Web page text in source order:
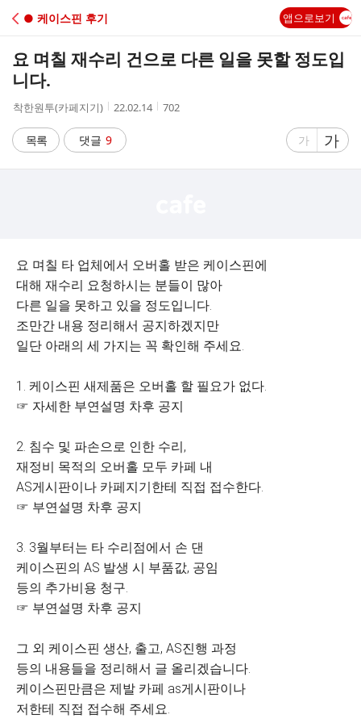
C
● 케이스핀 후기 앱으로보기
요 며칠 재수리 건으로 다른 일을 못할 정도입
니다.
작
자
착한원투(카페지기)
작
시
간
22.02.14
조
702
목록 댓글 9
글
가
글
자
가
요 며칠 타 업체에서 오버홀 받은 케이스핀에
대해 재수리 요청하시는 분들이 많아
다른 일을 못하고 있을 정도입니다.
조만간 내용 정리해서 공지하겠지만
일단 아래의 세 가지는 꼭 확인해 주세요.
1. 케이스핀 새제품은 오버홀 할 필요가 없다.
☞ 자세한 부연설명 차후 공지
2. 침수 및 파손으로 인한 수리,
재정비 목적의 오버홀 모두 카페 내
AS게시판이나 카페지기한테 직접 접수한다.
☞ 부연설명 차후 공지
3. 3월부터는 타 수리점에서 손 댄
케이스핀의 AS 발생 시 부품값, 공임
등의 추가비용 청구.
☞ 부연설명 차후 공지
그 외 케이스핀 생산, 출고, AS진행 과정
등의 내용들을 정리해서 글 올리겠습니다.
케이스핀만큼은 제발 카페 as게시판이나
저한테 직접 접수해 주세요.